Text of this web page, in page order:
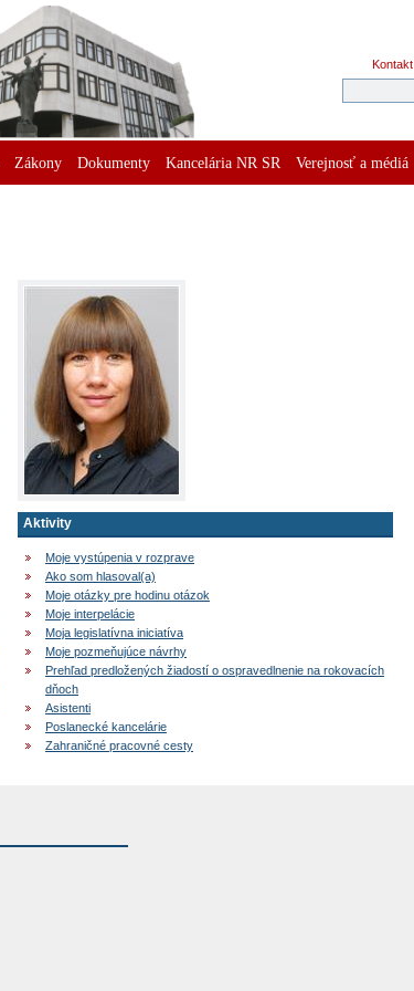
Kontakt
Zákony Dokumenty Kancelária NR SR Verejnosť a médiá
Aktivity
Moje vystúpenia v rozprave
Ako som hlasoval(a)
Moje otázky pre hodinu otázok
Moje interpelácie
Moja legislatívna iniciatíva
Moje pozmeňujúce návrhy
Prehľad predložených žiadostí o ospravedlnenie na rokovacích
dňoch
Asistenti
Poslanecké kancelárie
Zahraničné pracovné cesty